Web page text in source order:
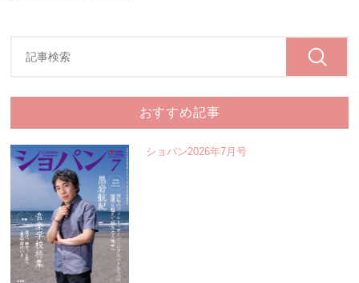
おすすめ記事
ショパン2026年7月号